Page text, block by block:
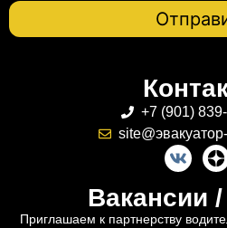
+7 (901)
Вакансии
Приглашаем к партнерству